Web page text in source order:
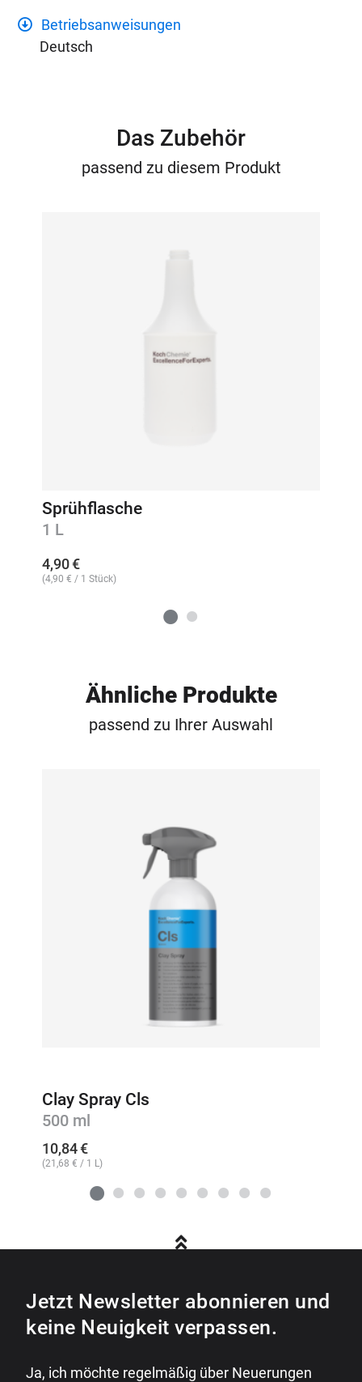
Betriebsanweisungen
Deutsch
Das Zubehör
passend zu diesem Produkt
Sprühflasche
1 L
4,90€
(4,90 € / 1 Stück)
Ähnliche Produkte
passend zu Ihrer Auswahl
Clay Spray Cls
500 ml
10,84€
(21,68 € / 1 L)
Jetzt Newsletter abonnieren und
keine Neuigkeit verpassen.
Ja, ich möchte regelmäßig über Neuerungen